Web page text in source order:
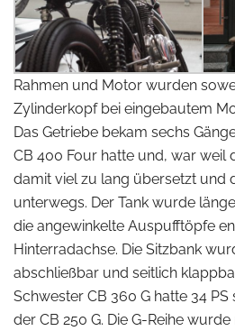
Rahmen und Motor wurden
Zylinderkopf bei eingebautem
Das Getriebe bekam sechs
CB 400 Four hatte und, war weil
damit viel zu lang übersetzt und
unterwegs. Der Tank wurde
die angewinkelte Auspufftöpfe
Hinterradachse. Die Sitzbank
abschließbar und seitlich
Schwester CB 360 G hatte 34 PS
der CB 250 G. Die G-Reihe